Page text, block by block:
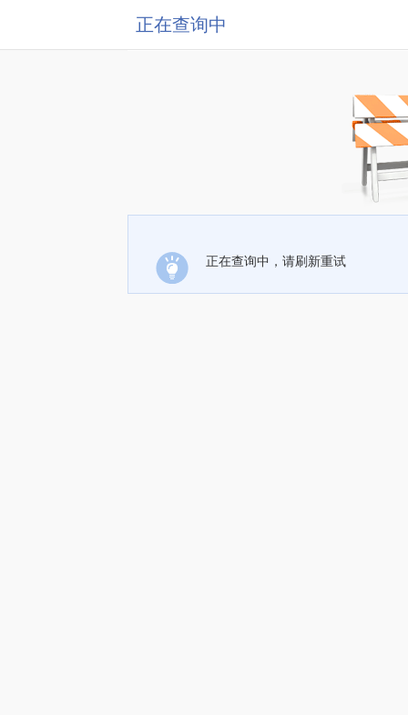
正在查询中
正在查询中，请刷新重试